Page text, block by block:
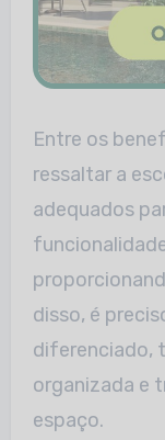
Entre os
ressaltar a
adequados
disso, é
diferenciado,
organizada e
espaço.